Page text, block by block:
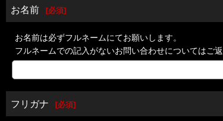
お名前 [必須]
お名前は必ずフルネームにてお願いします。
フルネームでの記入がないお問い合わせについてはご
フリガナ [必須]